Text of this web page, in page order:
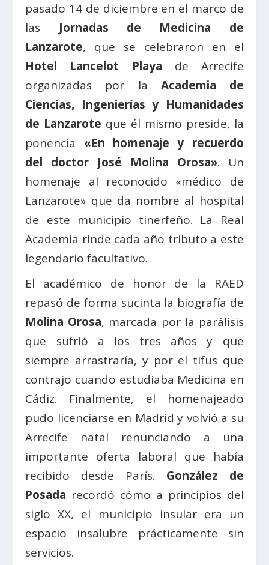
pasado 14 de diciembre en el marco de
las Jornadas de Medicina de
Lanzarote, que se celebraron en el
Hotel Lancelot Playa de Arrecife
organizadas por la Academia de
Ciencias, Ingenierías y Humanidades
de Lanzarote que él mismo preside, la
ponencia «En homenaje y recuerdo
del doctor José Molina Orosa». Un
homenaje al reconocido «médico de
Lanzarote» que da nombre al hospital
de este municipio tinerfeño. La Real
Academia rinde cada año tributo a este
legendario facultativo.
El académico de honor de la RAED
repasó de forma sucinta la biografía de
Molina Orosa, marcada por la parálisis
que sufrió a los tres años y que
siempre arrastraría, y por el tifus que
contrajo cuando estudiaba Medicina en
Cádiz. Finalmente, el homenajeado
pudo licenciarse en Madrid y volvió a su
Arrecife natal renunciando a una
importante oferta laboral que había
recibido desde París. González de
Posada recordó cómo a principios del
siglo XX, el municipio insular era un
espacio insalubre prácticamente sin
servicios.